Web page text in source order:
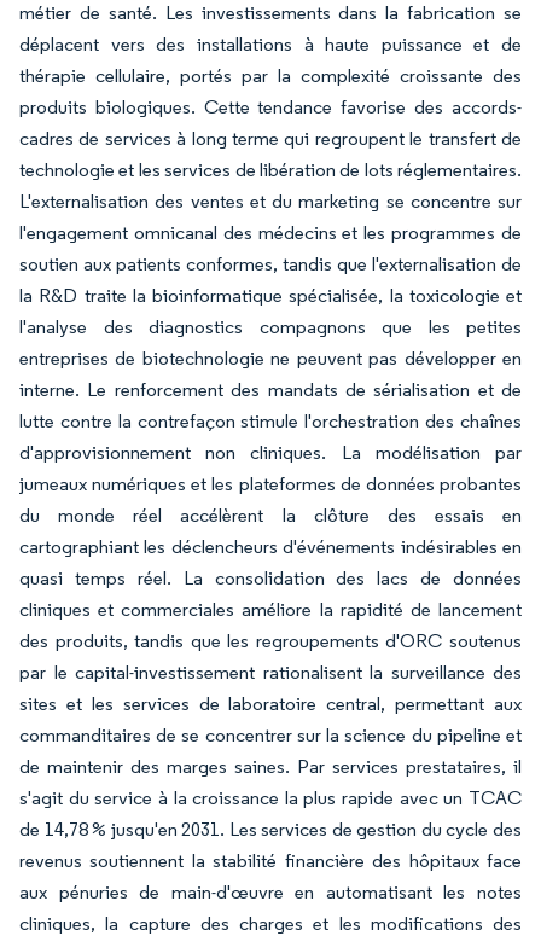
métier de santé. Les investissements dans la fabrication se
déplacent vers des installations à haute puissance et de
thérapie cellulaire, portés par la complexité croissante des
produits biologiques. Cette tendance favorise des accords-
cadres de services à long terme qui regroupent le transfert de
technologie et les services de libération de lots réglementaires.
L'externalisation des ventes et du marketing se concentre sur
l'engagement omnicanal des médecins et les programmes de
soutien aux patients conformes, tandis que l'externalisation de
la R&D traite la bioinformatique spécialisée, la toxicologie et
l'analyse des diagnostics compagnons que les petites
entreprises de biotechnologie ne peuvent pas développer en
interne. Le renforcement des mandats de sérialisation et de
lutte contre la contrefaçon stimule l'orchestration des chaînes
d'approvisionnement non cliniques. La modélisation par
jumeaux numériques et les plateformes de données probantes
du monde réel accélèrent la clôture des essais en
cartographiant les déclencheurs d'événements indésirables en
quasi temps réel. La consolidation des lacs de données
cliniques et commerciales améliore la rapidité de lancement
des produits, tandis que les regroupements d'ORC soutenus
par le capital-investissement rationalisent la surveillance des
sites et les services de laboratoire central, permettant aux
commanditaires de se concentrer sur la science du pipeline et
de maintenir des marges saines. Par services prestataires, il
s'agit du service à la croissance la plus rapide avec un TCAC
de 14,78 % jusqu'en 2031. Les services de gestion du cycle des
revenus soutiennent la stabilité financière des hôpitaux face
aux pénuries de main-d'œuvre en automatisant les notes
cliniques, la capture des charges et les modifications des